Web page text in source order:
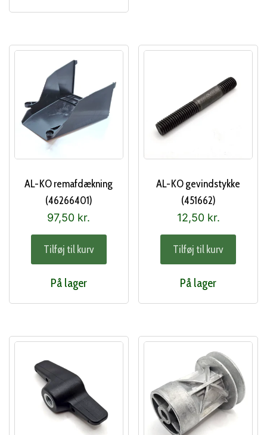
AL-KO remafdækning
(46266401)
97,50 kr.
Tilføj til kurv
På lager
AL-KO gevindstykke
(451662)
12,50 kr.
Tilføj til kurv
På lager